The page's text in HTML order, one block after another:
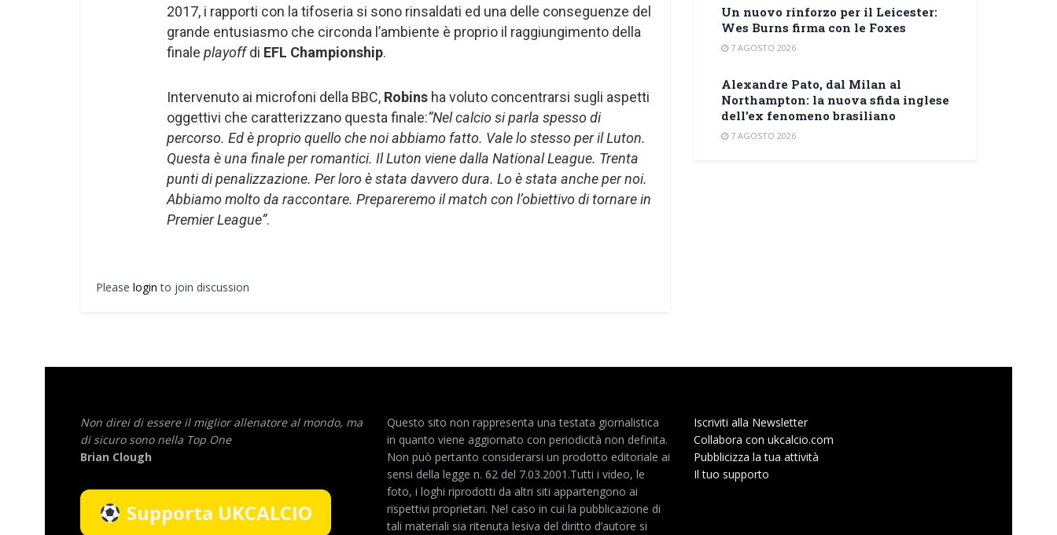
2017, i rapporti con la tifoseria si sono rinsaldati ed una delle conseguenze del
grande entusiasmo che circonda l’ambiente è proprio il raggiungimento della
finale playoffdi EFL Championship.
Intervenuto ai microfoni della BBC, Robins ha voluto concentrarsi sugli aspetti
oggettivi che caratterizzano questa finale:“Nel calcio si parla spesso di
percorso. Ed è proprio quello che noi abbiamo fatto. Vale lo stesso per il Luton.
Questa è una finale per romantici. Il Luton viene dalla National League. Trenta
punti di penalizzazione. Per loro è stata davvero dura. Lo è stata anche per noi.
Abbiamo molto da raccontare. Prepareremo il match con l’obiettivo di tornare in
Premier League”.
Please login to join discussion
Un nuovo rinforzo per il Leicester:
Wes Burns firma con le Foxes
7 AGOSTO 2026
Alexandre Pato, dal Milan al
Northampton: la nuova sfida inglese
dell’ex fenomeno brasiliano
7 AGOSTO 2026
Non direi di essere il miglior allenatore al mondo, ma
di sicuro sono nella Top One
Brian Clough
Supporta UKCALCIO
Questo sito non rappresenta una testata giornalistica
in quanto viene aggiornato con periodicità non definita.
Non può pertanto considerarsi un prodotto editoriale ai
sensi della legge n. 62 del 7.03.2001.Tutti i video, le
foto, i loghi riprodotti da altri siti appartengono ai
rispettivi proprietari. Nel caso in cui la pubblicazione di
tali materiali sia ritenuta lesiva del diritto d’autore si
Iscriviti alla Newsletter
Collabora con ukcalcio.com
Pubblicizza la tua attività
Il tuo supporto